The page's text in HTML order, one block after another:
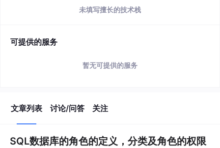
未填写擅长的技术栈
可提供的服务
暂无可提供的服务
文章列表 讨论/问答 关注
SQL数据库的角色的定义，分类及角色的权限